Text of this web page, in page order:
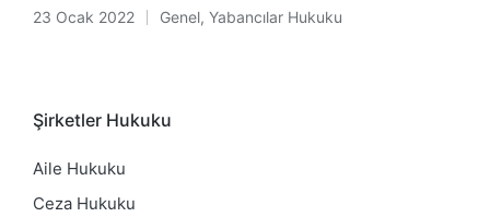
23 Ocak 2022
Posted
Genel, Yabancılar Hukuku
Şirketler Hukuku
Aile Hukuku
Ceza Hukuku